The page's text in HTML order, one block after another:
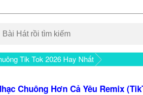
Tik Tok 2026 Hay Nhất
Chuông Hơn Cả Yêu Remix